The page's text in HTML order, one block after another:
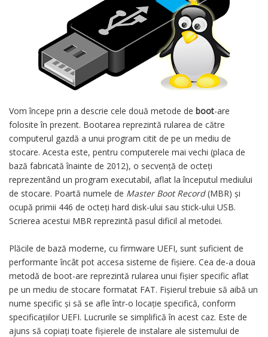
Vom începe prin a descrie cele două metode de boot-are
folosite în prezent. Bootarea reprezintă rularea de către
computerul gazdă a unui program citit de pe un mediu de
stocare. Acesta este, pentru computerele mai vechi (placa de
bază fabricată înainte de 2012), o secvență de octeți
reprezentând un program executabil, aflat la începutul mediului
de stocare. Poartă numele de Master Boot Record(MBR) și
ocupă primii 446 de octeți hard disk-ului sau stick-ului USB.
Scrierea acestui MBR reprezintă pasul dificil al metodei.
Plăcile de bază moderne, cu firmware UEFI, sunt suficient de
performante încât pot accesa sisteme de fișiere. Cea de-a doua
metodă de boot-are reprezintă rularea unui fișier specific aflat
pe un mediu de stocare formatat FAT. Fișierul trebuie să aibă un
nume specific și să se afle într-o locație specifică, conform
specificațiilor UEFI. Lucrurile se simplifică în acest caz. Este de
ajuns să copiați toate fișierele de instalare ale sistemului de